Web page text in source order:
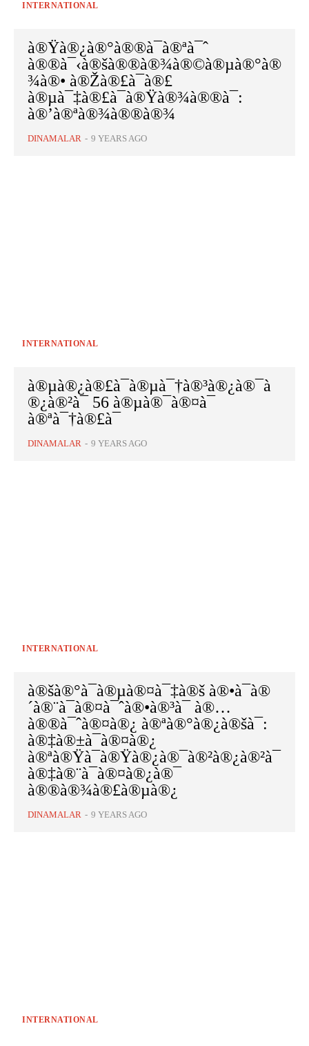
INTERNATIONAL
à®Ÿà®¿à®°à®®à¯à®ªà¯ˆ
à®®à¯‹à®šà®®à®¾à®©à®µà®°à®
¾à®• à®Žà®£à¯à®£
à®µà¯‡à®£à¯à®Ÿà®¾à®®à¯:
à®’à®ªà®¾à®®à®¾
DINAMALAR - 9 YEARS AGO
INTERNATIONAL
à®µà®¿à®£à¯à®µà¯†à®³à®¿à®¯à
®¿à®²à¯ 56 à®µà®¯à®¤à¯
à®ªà¯†à®£à¯
DINAMALAR - 9 YEARS AGO
INTERNATIONAL
à®šà®°à¯à®µà®¤à¯‡à®š à®•à¯à®
´à®¨à¯à®¤à¯ˆà®•à®³à¯ à®…
à®®à¯ˆà®¤à®¿ à®ªà®°à®¿à®šà¯:
à®‡à®±à¯à®¤à®¿
à®ªà®Ÿà¯à®Ÿà®¿à®¯à®²à®¿à®²à¯
à®‡à®¨à¯à®¤à®¿à®¯
à®®à®¾à®£à®µà®¿
DINAMALAR - 9 YEARS AGO
INTERNATIONAL